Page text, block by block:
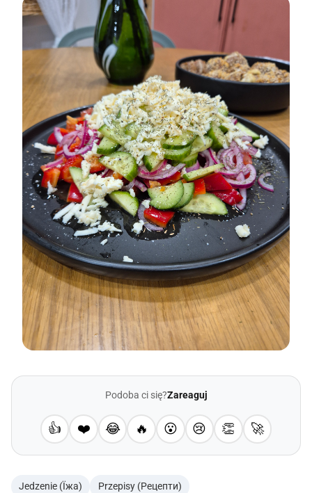
Podoba ci się?Zareaguj
👍 ❤️ 😂 🔥 😮 😢 👏 🚀
Jedzenie (Їжа) Przepisy (Рецепти)